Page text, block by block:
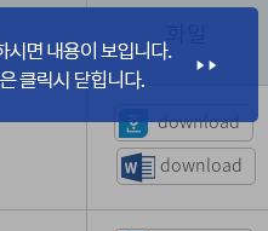
화일
download
download